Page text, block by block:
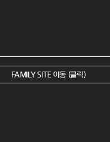
FAMILY SITE 이동 (클릭)